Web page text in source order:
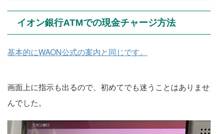
イオン銀行ATMでの現金チャージ方法
基本的にWAON公式の案内と同じです。
画面上に指示も出るので、初めてでも迷うことはありませ
んでした。